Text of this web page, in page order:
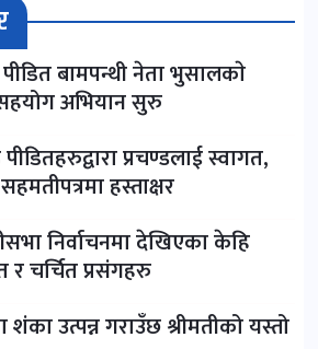
बामपन्थी नेता भुसालकाे
अभियान सुरु
प्रचण्डलाई स्वागत,
हस्ताक्षर
निर्वाचनमा देखिएका केहि
र चर्चित प्रसंगहरु
शंका उत्पन्न गराउँछ श्रीमतीको यस्तो